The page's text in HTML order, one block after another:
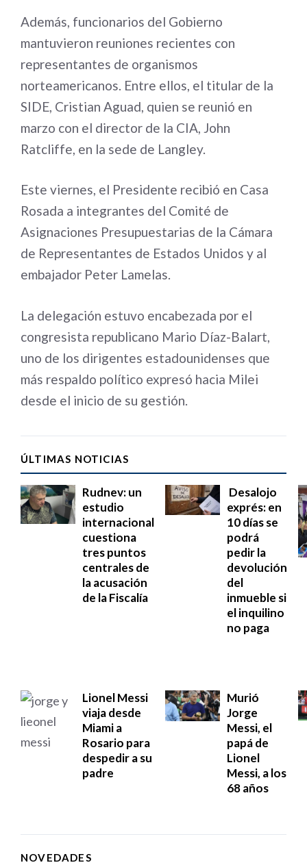
Además, funcionarios del Gobierno
mantuvieron reuniones recientes con
representantes de organismos
norteamericanos. Entre ellos, el titular de la
SIDE, Cristian Aguad, quien se reunió en
marzo con el director de la CIA, John
Ratcliffe, en la sede de Langley.
Este viernes, el Presidente recibió en Casa
Rosada a integrantes del Comité de
Asignaciones Presupuestarias de la Cámara
de Representantes de Estados Unidos y al
embajador Peter Lamelas.
La delegación estuvo encabezada por el
congresista republicano Mario Díaz-Balart,
uno de los dirigentes estadounidenses que
más respaldo político expresó hacia Milei
desde el inicio de su gestión.
ÚLTIMAS NOTICIAS
Rudnev: un
estudio
internacional
cuestiona
tres puntos
centrales de
la acusación
de la Fiscalía
Desalojo
exprés: en
10 días se
podrá
pedir la
devolución
del
inmueble si
el inquilino
no paga
Lionel Messi
viaja desde
Miami a
Rosario para
despedir a su
padre
Murió
Jorge
Messi, el
papá de
Lionel
Messi, a los
68 años
NOVEDADES